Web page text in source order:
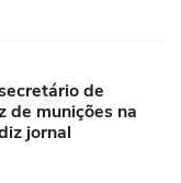
de
de munições na
jornal